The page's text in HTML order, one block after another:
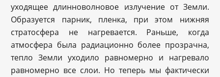
уходящее длинноволновое излучение от Земли.
Образуется парник, пленка, при этом нижняя
стратосфера не нагревается. Раньше, когда
атмосфера была радиационно более прозрачна,
тепло Земли уходило равномерно и нагревало
равномерно все слои. Но теперь мы фактически